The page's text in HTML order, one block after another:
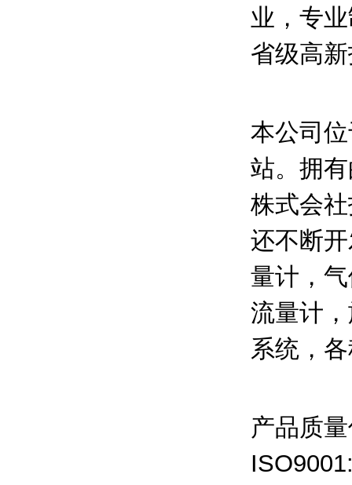
业，专
省级高
本公司
站。拥
株式会
还不断
量计，
流量计
系统，
产品质